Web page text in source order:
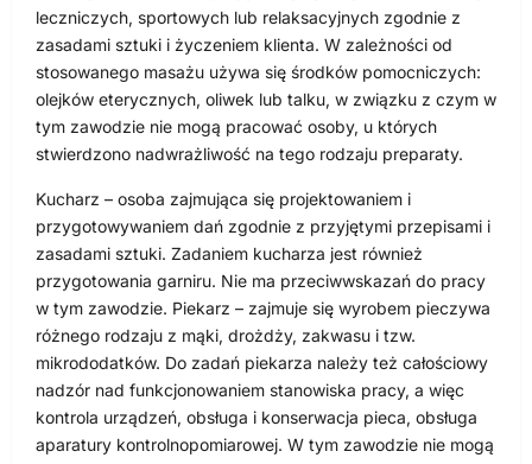
leczniczych, sportowych lub relaksacyjnych zgodnie z
zasadami sztuki i życzeniem klienta. W zależności od
stosowanego masażu używa się środków pomocniczych:
olejków eterycznych, oliwek lub talku, w związku z czym w
tym zawodzie nie mogą pracować osoby, u których
stwierdzono nadwrażliwość na tego rodzaju preparaty.
Kucharz – osoba zajmująca się projektowaniem i
przygotowywaniem dań zgodnie z przyjętymi przepisami i
zasadami sztuki. Zadaniem kucharza jest również
przygotowania garniru. Nie ma przeciwwskazań do pracy
w tym zawodzie. Piekarz – zajmuje się wyrobem pieczywa
różnego rodzaju z mąki, drożdży, zakwasu i tzw.
mikrododatków. Do zadań piekarza należy też całościowy
nadzór nad funkcjonowaniem stanowiska pracy, a więc
kontrola urządzeń, obsługa i konserwacja pieca, obsługa
aparatury kontrolno­pomiarowej. W tym zawodzie nie mogą